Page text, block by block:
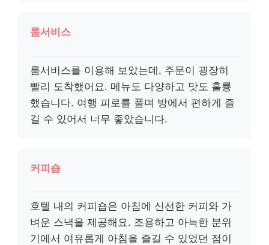
룸서비스
룸서비스를 이용해 보았는데, 주문이 굉장히
빨리 도착했어요. 메뉴도 다양하고 맛도 훌륭
했습니다. 여행 피로를 풀며 방에서 편하게 즐
길 수 있어서 너무 좋았습니다.
커피숍
호텔 내의 커피숍은 아침에 신선한 커피와 가
벼운 스낵을 제공해요. 조용하고 아늑한 분위
기에서 여유롭게 아침을 즐길 수 있었던 점이